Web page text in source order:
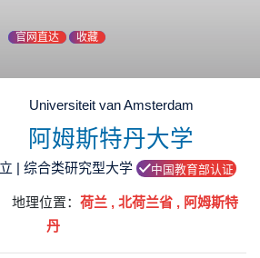
官网直达 收藏
Universiteit van Amsterdam
阿姆斯特丹大学
| 综合类研究型大学 中国教育部认证
地理位置： 荷兰 , 北荷兰省 , 阿姆斯特
丹